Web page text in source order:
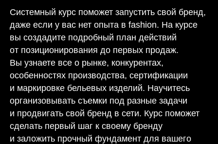
Системный курс поможет запустить свой бренд,
даже если у вас нет опыта в fashion. На курсе
вы создадите подробный план действий
от позиционирования до первых продаж.
Вы узнаете все о рынке, конкурентах,
особенностях производства, сертификации
и маркировке бельевых изделий. Научитесь
организовывать съемки под разные задачи
и продвигать свой бренд в сети. Курс поможет
сделать первый шаг к своему бренду
и заложить прочный фундамент для вашего